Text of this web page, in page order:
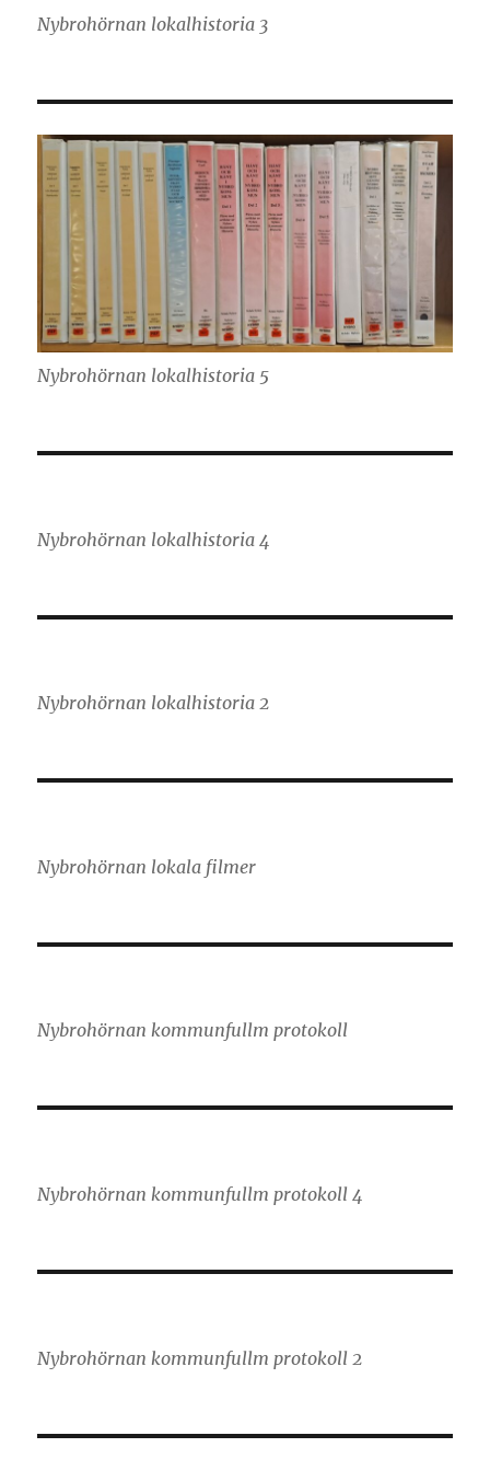
Nybrohörnan lokalhistoria 3
Nybrohörnan lokalhistoria 5
Nybrohörnan lokalhistoria 4
Nybrohörnan lokalhistoria 2
Nybrohörnan lokala filmer
Nybrohörnan kommunfullm protokoll
Nybrohörnan kommunfullm protokoll 4
Nybrohörnan kommunfullm protokoll 2